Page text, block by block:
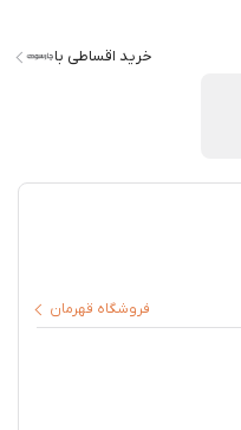
خرید اقساطی با
فروشگاه قهرمان